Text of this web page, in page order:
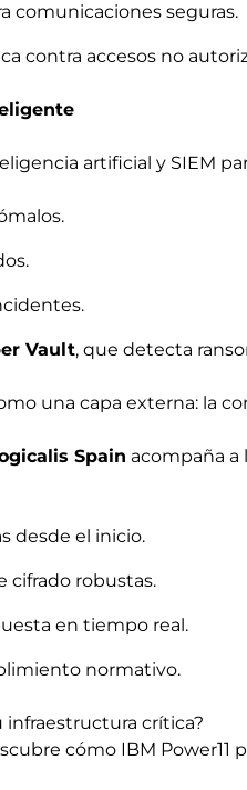
comunicaciones seguras.
contra accesos no
artificial y SIEM
Vault, que detecta
una capa externa: la
Spain acompaña a
desde el inicio.
cifrado robustas.
en tiempo real.
normativo.
infraestructura crítica?
cómo IBM